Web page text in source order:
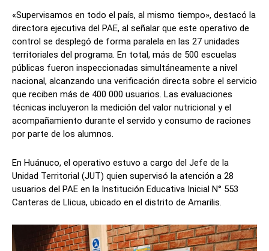
«Supervisamos en todo el país, al mismo tiempo», destacó la
directora ejecutiva del PAE, al señalar que este operativo de
control se desplegó de forma paralela en las 27 unidades
territoriales del programa. En total, más de 500 escuelas
públicas fueron inspeccionadas simultáneamente a nivel
nacional, alcanzando una verificación directa sobre el servicio
que reciben más de 400 000 usuarios. Las evaluaciones
técnicas incluyeron la medición del valor nutricional y el
acompañamiento durante el servido y consumo de raciones
por parte de los alumnos.
En Huánuco, el operativo estuvo a cargo del Jefe de la
Unidad Territorial (JUT) quien supervisó la atención a 28
usuarios del PAE en la Institución Educativa Inicial N° 553
Canteras de Llicua, ubicado en el distrito de Amarilis.